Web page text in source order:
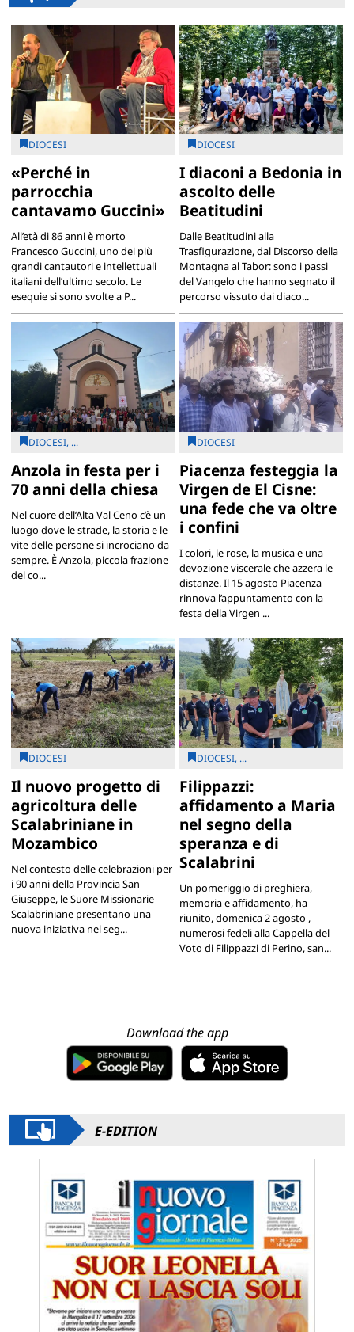
DIOCESI
«Perché in
parrocchia
cantavamo Guccini»
All’età di 86 anni è morto
Francesco Guccini, uno dei più
grandi cantautori e intellettuali
italiani dell’ultimo secolo. Le
esequie si sono svolte a P...
DIOCESI
I diaconi a Bedonia in
ascolto delle
Beatitudini
Dalle Beatitudini alla
Trasfigurazione, dal Discorso della
Montagna al Tabor: sono i passi
del Vangelo che hanno segnato il
percorso vissuto dai diaco...
DIOCESI, ...
Anzola in festa per i
70 anni della chiesa
Nel cuore dell’Alta Val Ceno c’è un
luogo dove le strade, la storia e le
vite delle persone si incrociano da
sempre. È Anzola, piccola frazione
del co...
DIOCESI
Piacenza festeggia la
Virgen de El Cisne:
una fede che va oltre
i confini
I colori, le rose, la musica e una
devozione viscerale che azzera le
distanze. Il 15 agosto Piacenza
rinnova l’appuntamento con la
festa della Virgen ...
DIOCESI
Il nuovo progetto di
agricoltura delle
Scalabriniane in
Mozambico
Nel contesto delle celebrazioni per
i 90 anni della Provincia San
Giuseppe, le Suore Missionarie
Scalabriniane presentano una
nuova iniziativa nel seg...
DIOCESI, ...
Filippazzi:
affidamento a Maria
nel segno della
speranza e di
Scalabrini
Un pomeriggio di preghiera,
memoria e affidamento, ha
riunito, domenica 2 agosto ,
numerosi fedeli alla Cappella del
Voto di Filippazzi di Perino, san...
Download the app
E-EDITION